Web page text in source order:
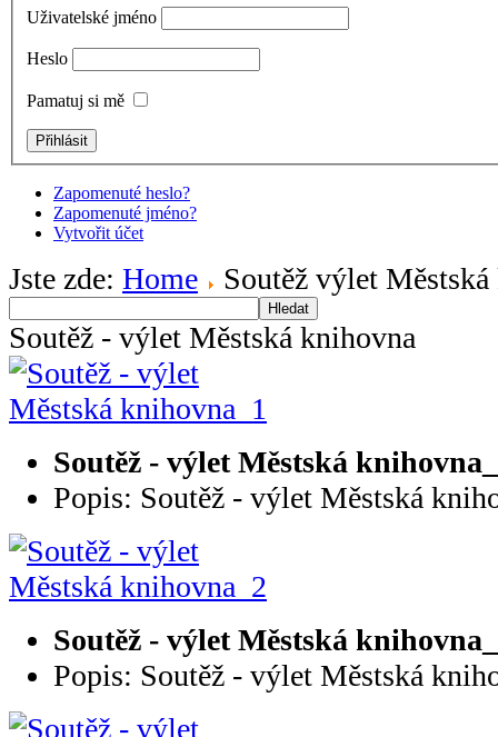
Uživatelské jméno
Heslo
Pamatuj si mě
Zapomenuté heslo?
Zapomenuté jméno?
Vytvořit účet
Jste zde: Home Soutěž výlet
Hledat
Soutěž - výlet Městská knihovna
Soutěž - výlet Městská
Popis: Soutěž - výlet Městská
Soutěž - výlet Městská
Popis: Soutěž - výlet Městská